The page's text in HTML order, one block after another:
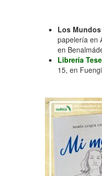
Los
papelería en
en
Librería
15, en